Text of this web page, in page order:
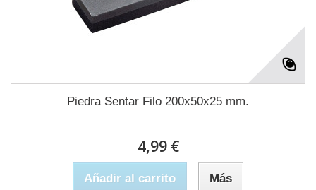
Piedra Sentar Filo 200x50x25 mm.
4,99 €
Añadir al carrito Más